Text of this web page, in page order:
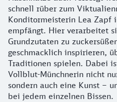
schnell rüber zum
Konditormeisterin Lea Zapf
empfängt. Hier verarbeitet
Grundzutaten zu
geschmacklich inspirieren,
Traditionen spielen. Dabei
Vollblut-Münchnerin nicht
sondern auch eine Kunst –
bei jedem einzelnen Bissen.